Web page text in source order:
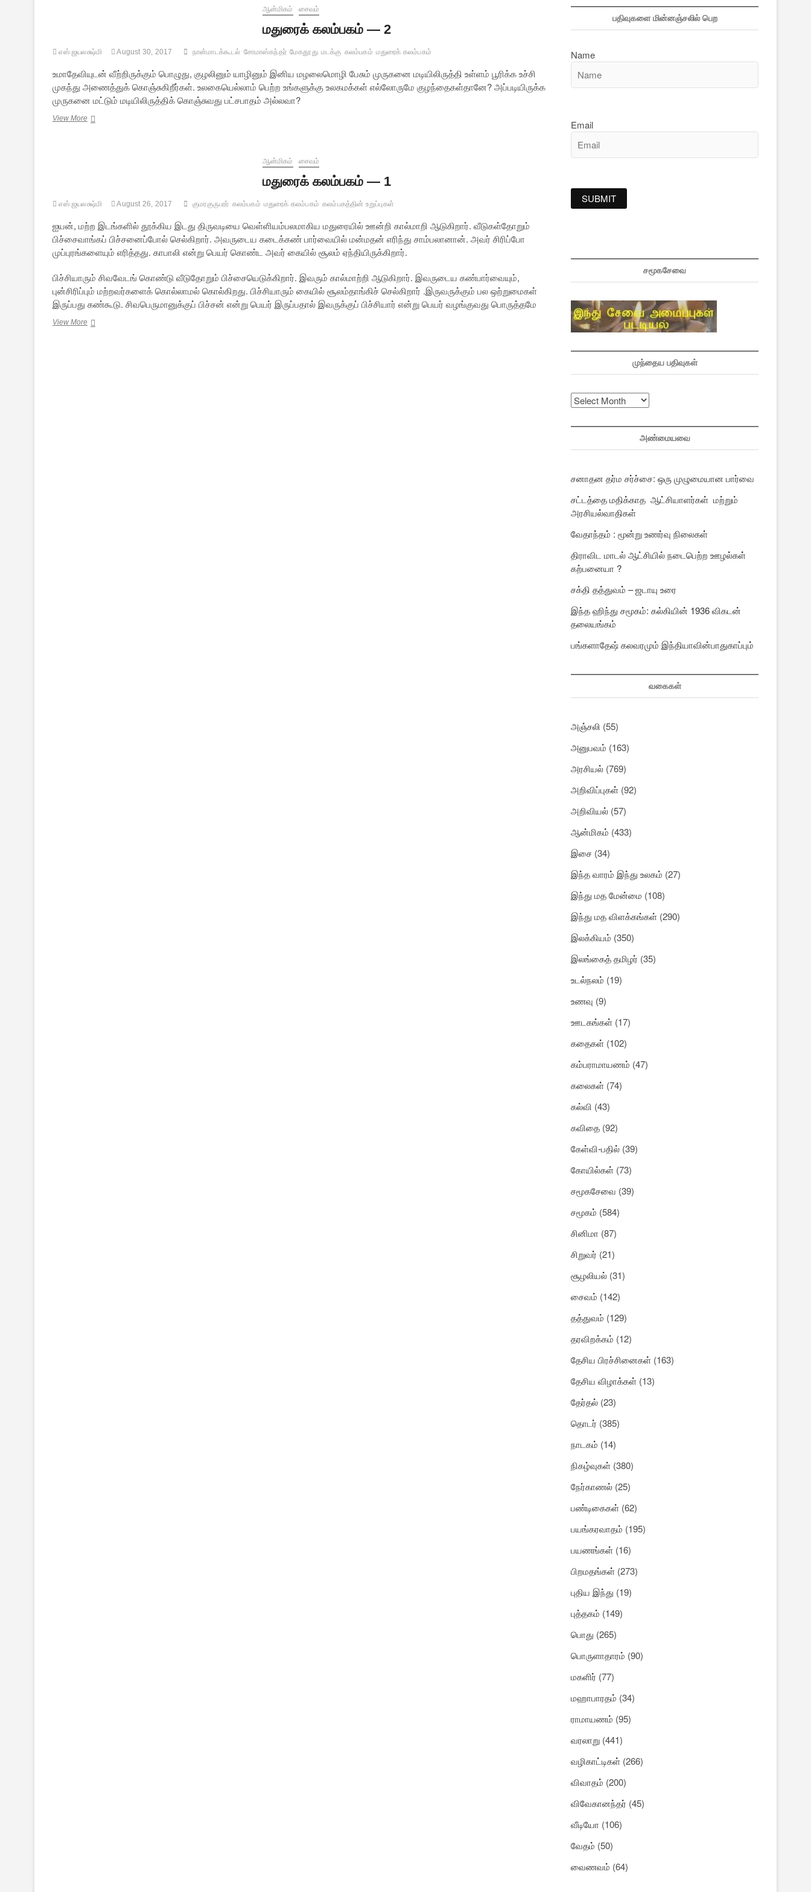
ஆன்மிகம் சைவம்
மதுரைக் கலம்பகம் — 2
எஸ்.ஜயலக்ஷ்மி August 30, 2017 நான்மாடக்கூடல் சோமாஸ்கந்தர் மேகதூது மடக்கு கலம்பகம் மதுரைக் கலம்பகம்
உமாதேவியுடன் வீற்றிருக்கும் பொழுது, குழலினும் யாழினும் இனிய மழலைமொழி பேசும் முருகனை மடியிலிருத்தி உள்ளம் பூரிக்க உச்சி
முகந்து அணைத்துக் கொஞ்சுகிறீர்கள். உலகையெல்லாம் பெற்ற உங்களுக்கு உலகமக்கள் எல்லோருமே குழந்தைகள்தானே? அப்படியிருக்க
முருகனை மட்டும் மடியிலிருத்திக் கொஞ்சுவது பட்சபாதம் அல்லவா?
View Moreமதுரைக்
ஆன்மிகம்
சைவம்
மதுரைக் கலம்பகம் — 1
எஸ்.ஜயலக்ஷ்மி August 26, 2017 குமரகுருபரர் கலம்பகம் மதுரைக் கலம்பகம் கலம்பகத்தின் உறுப்புகள்
ஐயன், மற்ற இடங்களில் தூக்கிய இடது திருவடியை வெள்ளியம்பலமாகிய மதுரையில் ஊன்றி கால்மாறி ஆடுகிறார். வீடுகள்தோறும்
பிச்சைவாங்கப் பிச்சனைப்போல் செல்கிறார். அவருடைய கடைக்கண் பார்வையில் மன்மதன் எரிந்து சாம்பலானான். அவர் சிரிப்போ
முப்புரங்களையும் எரித்தது. காபாலி என்று பெயர் கொண்ட அவர் கையில் சூலம் ஏந்தியிருக்கிறார்.
பிச்சியாரும் சிவவேடங் கொண்டு வீடுதோறும் பிச்சையெடுக்கிறார். இவரும் கால்மாற்றி ஆடுகிறார். இவருடைய கண்பார்வையும்,
புன்சிரிப்பும் மற்றவர்களைக் கொல்லாமல் கொல்கிறது. பிச்சியாரும் கையில் சூலம்தாங்கிச் செல்கிறார் .இருவருக்கும் பல ஒற்றுமைகள்
இருப்பது கண்கூடு. சிவபெருமானுக்குப் பிச்சன் என்று பெயர் இருப்பதால் இவருக்குப் பிச்சியார் என்று பெயர் வழங்குவது பொருத்தமே
View Moreமதுரைக்
பதிவுகளை மின்னஞ்சலில் பெற
Name
Email
சமூகசேவை
முந்தைய பதிவுகள்
முந்தைய
பதிவுகள்
அண்மையவை
சனாதன தர்ம சர்ச்சை: ஒரு முழுமையான பார்வை
சட்டத்தை மதிக்காத ஆட்சியாளர்கள் மற்றும்
அரசியல்வாதிகள்
வேதாந்தம் : மூன்று உணர்வு நிலைகள்
திராவிட மாடல் ஆட்சியில் நடைபெற்ற ஊழல்கள்
கற்பனையா ?
சக்தி தத்துவம் – ஜடாயு உரை
இந்த ஹிந்து சமூகம்: கல்கியின் 1936 விகடன்
தலையங்கம்
பங்களாதேஷ் கலவரமும் இந்தியாவின்பாதுகாப்பும்
வகைகள்
அஞ்சலி (55)
அனுபவம் (163)
அரசியல் (769)
அறிவிப்புகள் (92)
அறிவியல் (57)
ஆன்மிகம் (433)
இசை (34)
இந்த வாரம் இந்து உலகம் (27)
இந்து மத மேன்மை (108)
இந்து மத விளக்கங்கள் (290)
இலக்கியம் (350)
இலங்கைத் தமிழர் (35)
உடல்நலம் (19)
உணவு (9)
ஊடகங்கள் (17)
கதைகள் (102)
கம்பராமாயணம் (47)
கலைகள் (74)
கல்வி (43)
கவிதை (92)
கேள்வி-பதில் (39)
கோயில்கள் (73)
சமூகசேவை (39)
சமூகம் (584)
சினிமா (87)
சிறுவர் (21)
சூழலியல் (31)
சைவம் (142)
தத்துவம் (129)
தரவிறக்கம் (12)
தேசிய பிரச்சினைகள் (163)
தேசிய விழாக்கள் (13)
தேர்தல் (23)
தொடர் (385)
நாடகம் (14)
நிகழ்வுகள் (380)
நேர்காணல் (25)
பண்டிகைகள் (62)
பயங்கரவாதம் (195)
பயணங்கள் (16)
பிறமதங்கள் (273)
புதிய இந்து (19)
புத்தகம் (149)
பொது (265)
பொருளாதாரம் (90)
மகளிர் (77)
மஹாபாரதம் (34)
ராமாயணம் (95)
வரலாறு (441)
வழிகாட்டிகள் (266)
விவாதம் (200)
விவேகானந்தர் (45)
வீடியோ (106)
வேதம் (50)
வைணவம் (64)